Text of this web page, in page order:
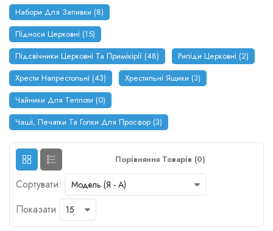
Набори Для Запивки (8)
Підноси Церковні (15)
Підсвічники Церковні Та Примікірії (48)
Рипіди Церковні (2)
Хрести Напрестольні (43)
Хрестильні Ящики (3)
Чайники Для Теплоти (0)
Чаші, Печатки Та Голки Для Просфор (3)
Порівняння Товарів (0)
Сортувати:
Показати